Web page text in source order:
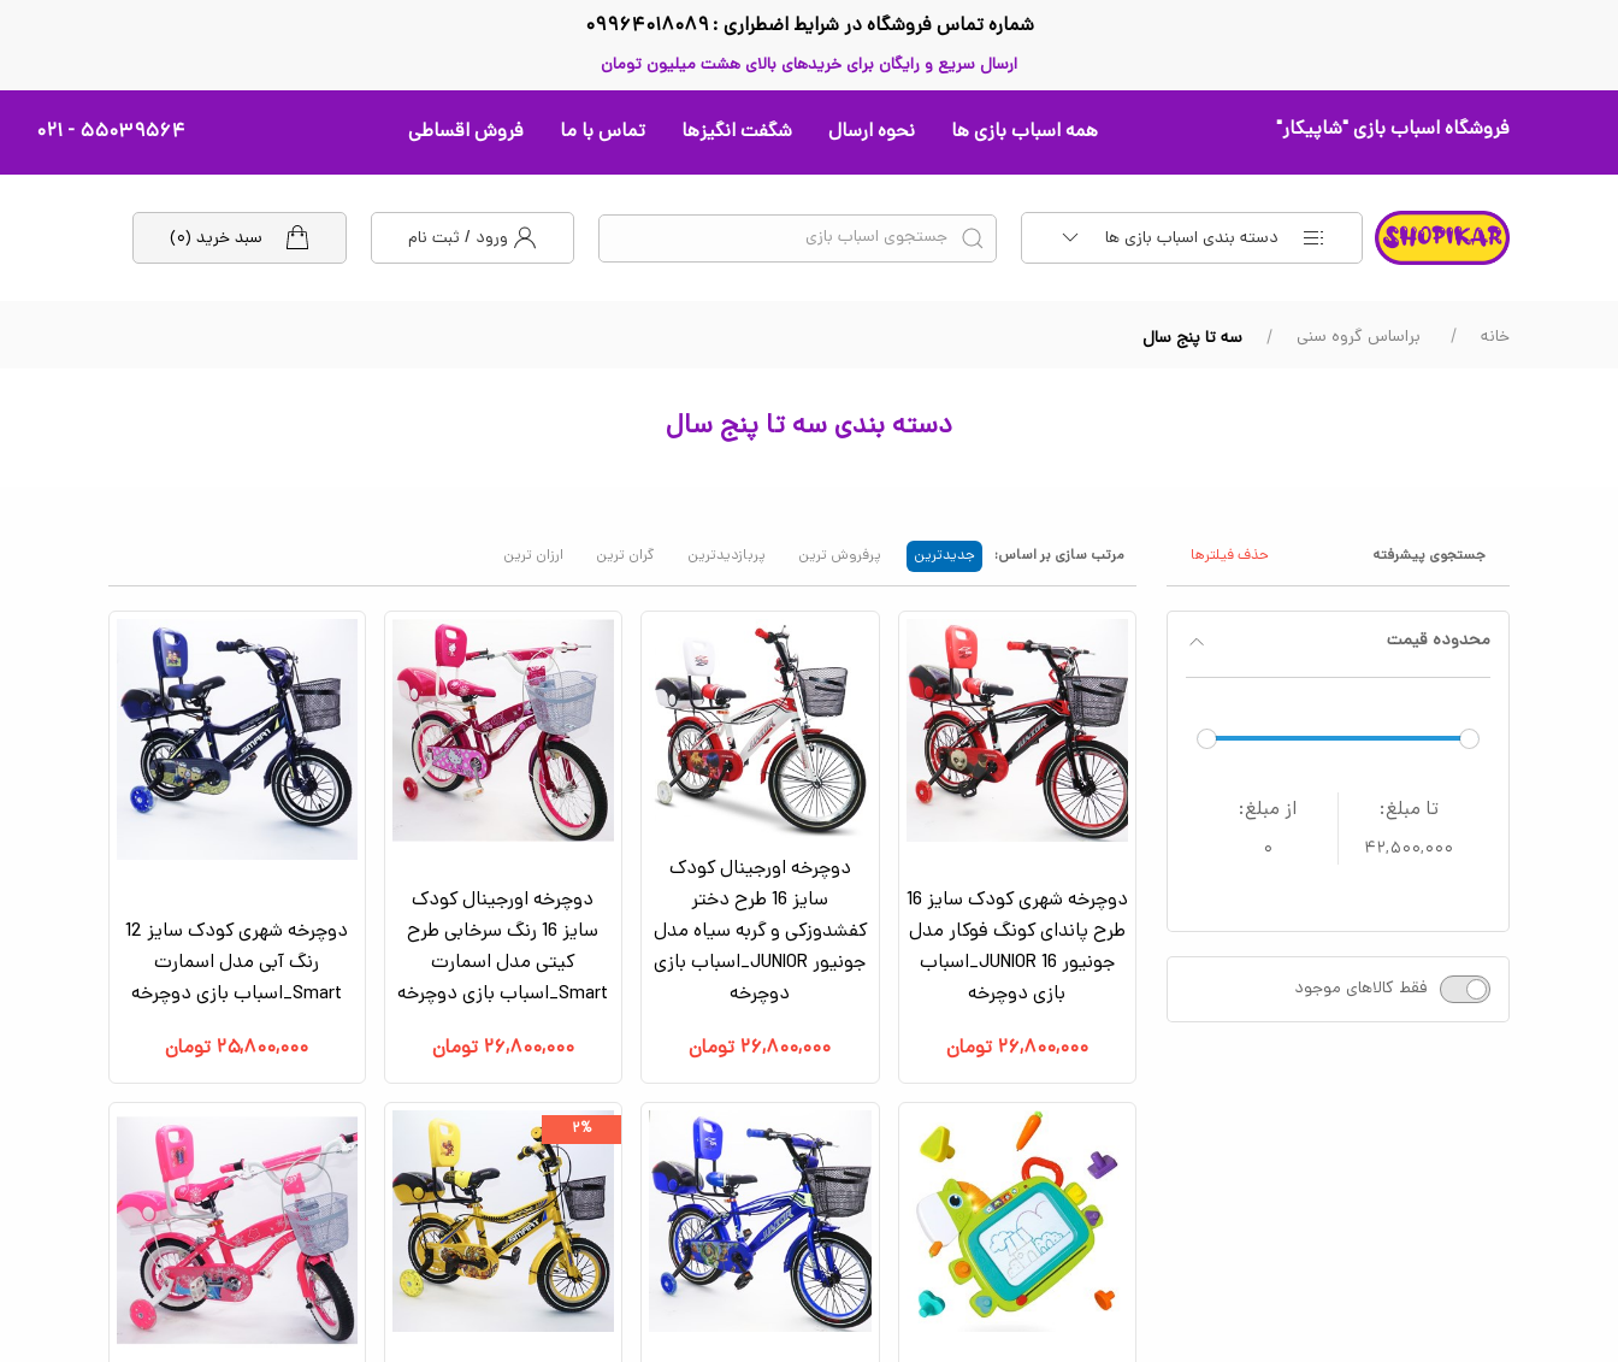
شماره تماس فروشگاه در شرایط اضطراری : ۰۹۹۶۴۰۱۸۰۸۹
ارسال سریع و رایگان برای خریدهای بالای هشت میلیون تومان
فروشگاه اسباب بازی"شاپیکار" همه اسباب بازی ها نحوه ارسال شگفت انگیزها تماس با ما فروش اقساطی ۵۵۰۳۹۵۶۴ - ۰۲۱
دسته بندی اسباب بازی ها ورود / ثبت نام سبد خرید (۰)
خانه براساس گروه سنی سه تا پنج سال
دسته بندی سه تا پنج سال
جستجوی پیشرفته حذف فیلترها
محدوده قیمت
از مبلغ:
۰
تا مبلغ:
۴۲,۵۰۰,۰۰۰
فقط کالاهای موجود
مرتب سازی بر اساس: جدیدترین پرفروش ترین پربازدیدترین گران ترین ارزان ترین
دوچرخه شهری کودک سایز 16
طرح پاندای کونگ‌ فوکار مدل
جونیور JUNIOR 16_اسباب
بازی دوچرخه
۲۶,۸۰۰,۰۰۰ تومان
دوچرخه اورجینال کودک
سایز 16 طرح دختر
کفشدوزکی و گربه سیاه مدل
جونیور JUNIOR_اسباب بازی
دوچرخه
۲۶,۸۰۰,۰۰۰ تومان
دوچرخه اورجینال کودک
سایز 16 رنگ سرخابی طرح
کیتی مدل اسمارت
Smart_اسباب بازی دوچرخه
۲۶,۸۰۰,۰۰۰ تومان
دوچرخه شهری کودک سایز 12
رنگ آبی مدل اسمارت
Smart_اسباب بازی دوچرخه
۲۵,۸۰۰,۰۰۰ تومان
۲%